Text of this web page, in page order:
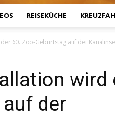
REISEKÜCHE
60. Zoo-Geburtstag auf der
wird
der